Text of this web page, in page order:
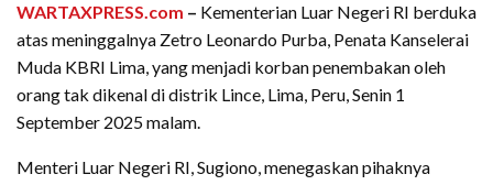
WARTAXPRESS.com – Kementerian Luar Negeri RI berduka
atas meninggalnya Zetro Leonardo Purba, Penata Kanselerai
Muda KBRI Lima, yang menjadi korban penembakan oleh
orang tak dikenal di distrik Lince, Lima, Peru, Senin 1
September 2025 malam.
Menteri Luar Negeri RI, Sugiono, menegaskan pihaknya